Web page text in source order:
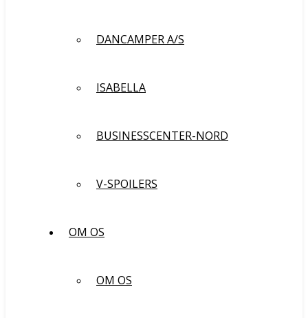
DANCAMPER A/S
ISABELLA
BUSINESSCENTER-NORD
V-SPOILERS
OM OS
OM OS